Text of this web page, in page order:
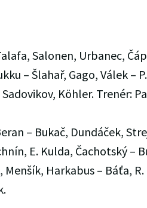
Salonen, Urbanec,
– Šlahař, Gago, Válek –
Sadovikov, Köhler. Trenér:
– Bukač, Dundáček,
E. Kulda, Čachotský –
Menšík, Harkabus – Báťa,